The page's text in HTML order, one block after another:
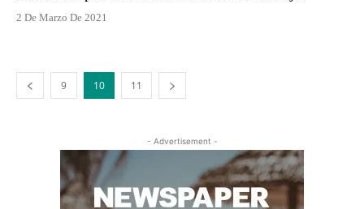
2 De Marzo De 2021
9 10 11
- Advertisement -